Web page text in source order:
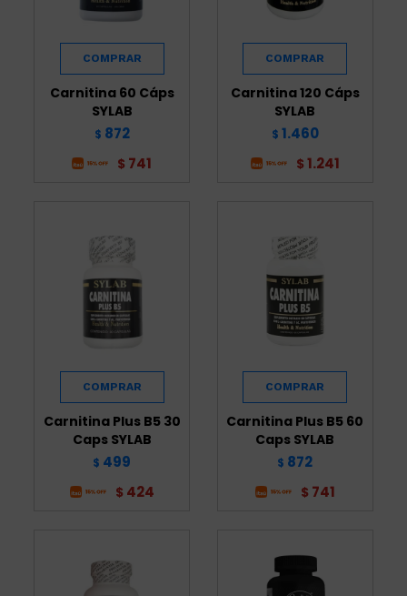
Carnitina 60 Cáps
SYLAB
$ 872
$ 741
Carnitina 120 Cáps
SYLAB
$ 1.460
$ 1.241
Carnitina Plus B5 30
Caps SYLAB
$ 499
$ 424
Carnitina Plus B5 60
Caps SYLAB
$ 872
$ 741